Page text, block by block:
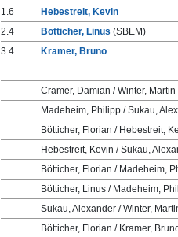
1.6
Hebestreit, Kevin
2.4
Bötticher, Linus (SBEM)
3.4
Kramer, Bruno
Cramer, Damian / Winter, Martin
Madeheim, Philipp / Sukau,
Bötticher, Florian / Hebestreit,
Hebestreit, Kevin / Sukau,
Bötticher, Florian / Madeheim,
Bötticher, Linus / Madeheim,
Sukau, Alexander / Winter,
Bötticher, Florian / Kramer,